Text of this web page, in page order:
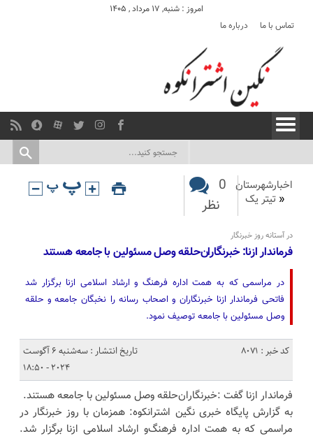
امروز : شنبه, ۱۷ مرداد , ۱۴۰۵
تماس با ما
درباره ما
اخبارشهرستان
« تیتر یک
0
نظر
در آستانه روز خبرنگار
فرماندار ازنا: خبرنگاران‌حلقه وصل مسئولین با جامعه هستند
در مراسمی که به همت اداره فرهنگ‌ و ارشاد اسلامی ازنا برگزار شد
فاتحی فرماندار ازنا خبرنگاران و اصحاب رسانه را نخبگان جامعه و حلقه
وصل مسئولین با جامعه توصیف نمود.
کد خبر : 8071
تاریخ انتشار : سه‌شنبه 6 آگوست
2024 - 18:50
فرماندار ازنا گفت :خبرنگاران‌حلقه وصل مسئولین با جامعه هستند.
به گزارش پایگاه خبری نگین اشترانکوه: همزمان با روز خبرنگار در
مراسمی که به همت اداره فرهنگ‌و ارشاد اسلامی ازنا برگزار شد.